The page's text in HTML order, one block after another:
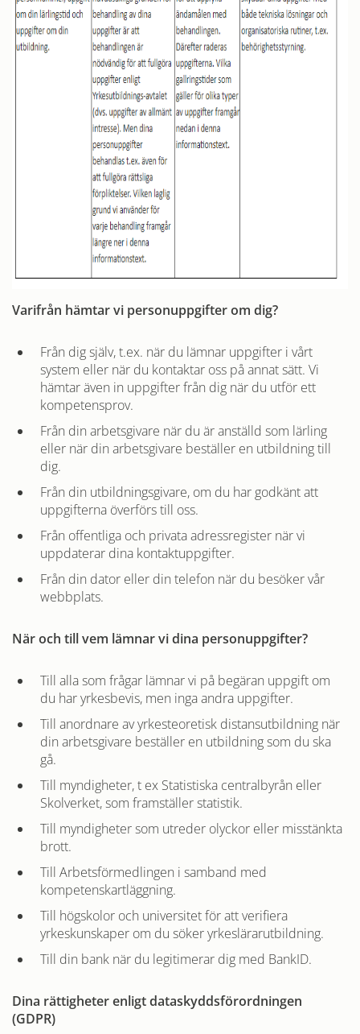
Varifrån hämtar vi personuppgifter om dig?
Från dig själv, t.ex. när du lämnar uppgifter i vårt
system eller när du kontaktar oss på annat sätt. Vi
hämtar även in uppgifter från dig när du utför ett
kompetensprov.
Från din arbetsgivare när du är anställd som lärling
eller när din arbetsgivare beställer en utbildning till
dig.
Från din utbildningsgivare, om du har godkänt att
uppgifterna överförs till oss.
Från offentliga och privata adressregister när vi
uppdaterar dina kontaktuppgifter.
Från din dator eller din telefon när du besöker vår
webbplats.
När och till vem lämnar vi dina personuppgifter?
Till alla som frågar lämnar vi på begäran uppgift om
du har yrkesbevis, men inga andra uppgifter.
Till anordnare av yrkesteoretisk distansutbildning när
din arbetsgivare beställer en utbildning som du ska
gå.
Till myndigheter, t ex Statistiska centralbyrån eller
Skolverket, som framställer statistik.
Till myndigheter som utreder olyckor eller misstänkta
brott.
Till Arbetsförmedlingen i samband med
kompetenskartläggning.
Till högskolor och universitet för att verifiera
yrkeskunskaper om du söker yrkes­lärarutbildning.
Till din bank när du legitimerar dig med BankID.
Dina rättigheter enligt dataskyddsförordningen
(GDPR)